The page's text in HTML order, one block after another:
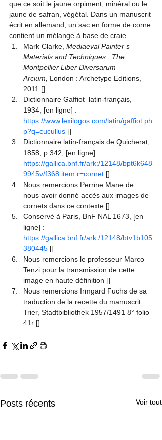
que ce soit le jaune orpiment, minéral ou le
jaune de safran, végétal. Dans un manuscrit
écrit en allemand, un sac en forme de corne
contient un mélange à base de craie.
Mark Clarke, Mediaeval Painter’s
Materials and Techniques : The
Montpellier Liber Diversarum
Arcium, London : Archetype Editions,
2011 []
Dictionnaire Gaffiot  latin-français,
1934, [en ligne] :
https://www.lexilogos.com/latin/gaffiot.ph
p?q=cucullus []
Dictionnaire latin-français de Quicherat,
1858, p.342, [en ligne] :
https://gallica.bnf.fr/ark:/12148/bpt6k648
9945v/f368.item.r=cornet []
Nous remercions Perrine Mane de
nous avoir donné accès aux images de
cornets dans ce contexte []
Conservé à Paris, BnF NAL 1673, [en
ligne] :
https://gallica.bnf.fr/ark:/12148/btv1b105
380445 []
Nous remercions le professeur Marco
Tenzi pour la transmission de cette
image en haute définition []
Nous remercions Irmgard Fuchs de sa
traduction de la recette du manuscrit
Trier, Stadtbibliothek 1957/1491 8° folio
41r []
Posts récents Voir tout